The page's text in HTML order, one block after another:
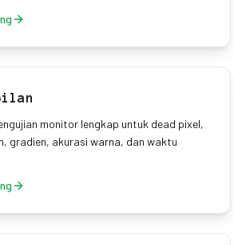
monitor lengkap untuk dead pixel,
gradien, akurasi warna, dan waktu